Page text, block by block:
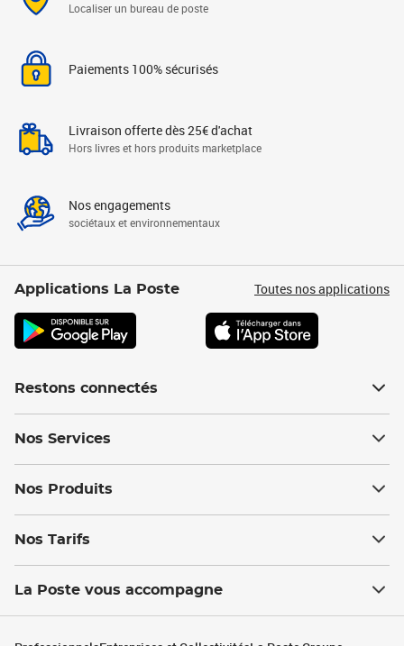
Localiser un bureau de poste
Paiements 100% sécurisés
Livraison offerte dès 25€ d'achat
Hors livres et hors produits marketplace
Nos engagements
sociétaux et environnementaux
Applications La Poste Toutes nos applications
Restons connectés
Nos Services
Nos Produits
Nos Tarifs
La Poste vous accompagne